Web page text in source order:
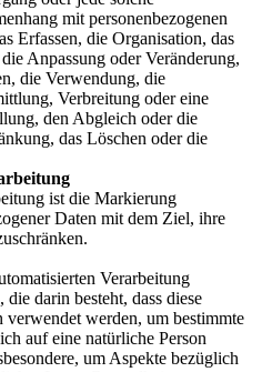
mit personenbezogenen
Erfassen, die Organisation, das
Anpassung oder Veränderung,
die Verwendung, die
Verbreitung oder eine
den Abgleich oder die
das Löschen oder die
ist die Markierung
Daten mit dem Ziel, ihre
Verarbeitung
die darin besteht, dass diese
verwendet werden, um bestimmte
auf eine natürliche Person
um Aspekte bezüglich